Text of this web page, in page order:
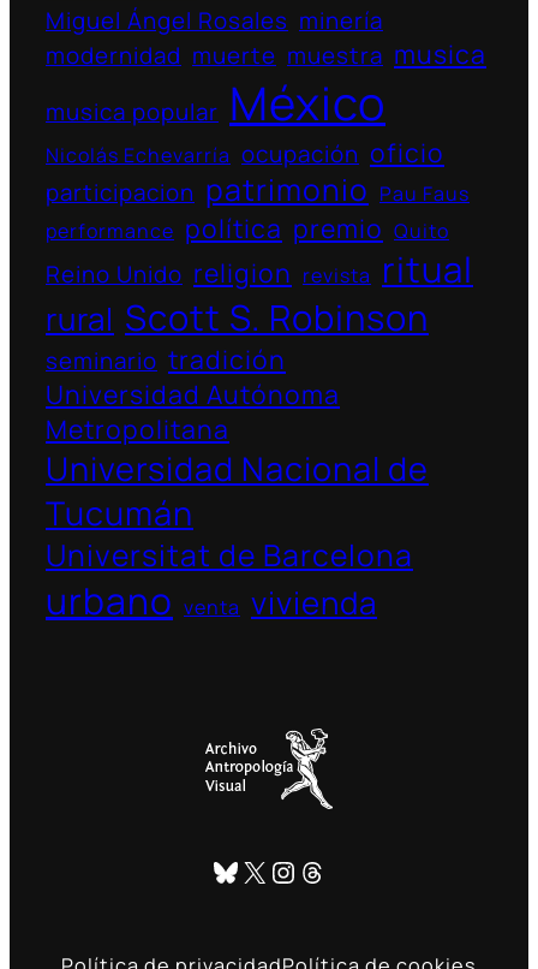
Miguel Ángel Rosales minería
modernidad muerte muestra musica
musica popular México
Nicolás Echevarría ocupación oficio
participacion patrimonio Pau Faus
performance política premio Quito
Reino Unido religion revista ritual
rural Scott S. Robinson
seminario tradición
Universidad Autónoma
Metropolitana
Universidad Nacional de
Tucumán
Universitat de Barcelona
urbano venta vivienda
Bluesky
X Instagram
Threads